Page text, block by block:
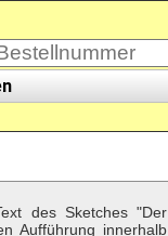
des Sketches "Der
Aufführung innerhalb